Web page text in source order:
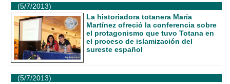
(5/7/2013)
La historiadora totanera María
Martínez ofreció la conferencia sobre
el protagonismo que tuvo Totana en
el proceso de islamización del
sureste español
(5/7/2013)